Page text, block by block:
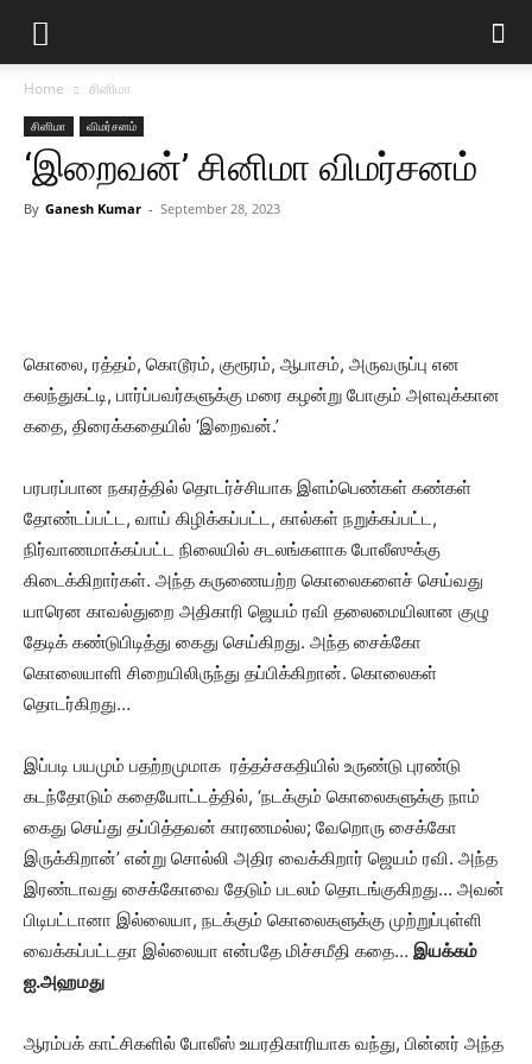
Home சினிமா
சினிமா விமர்சனம்
‘இறைவன்’ சினிமா விமர்சனம்
By Ganesh Kumar - September 28, 2023
கொலை, ரத்தம், கொடூரம், குரூரம், ஆபாசம், அருவருப்பு என
கலந்துகட்டி, பார்ப்பவர்களுக்கு மரை கழன்று போகும் அளவுக்கான
கதை, திரைக்கதையில் ‘இறைவன்.’
பரபரப்பான நகரத்தில் தொடர்ச்சியாக இளம்பெண்கள் கண்கள்
தோண்டப்பட்ட, வாய் கிழிக்கப்பட்ட, கால்கள் நறுக்கப்பட்ட,
நிர்வாணமாக்கப்பட்ட நிலையில் சடலங்களாக போலீஸுக்கு
கிடைக்கிறார்கள். அந்த கருணையற்ற கொலைகளைச் செய்வது
யாரென காவல்துறை அதிகாரி ஜெயம் ரவி தலைமையிலான குழு
தேடிக் கண்டுபிடித்து கைது செய்கிறது. அந்த சைக்கோ
கொலையாளி சிறையிலிருந்து தப்பிக்கிறான். கொலைகள்
தொடர்கிறது…
இப்படி பயமும் பதற்றமுமாக ரத்தச்சகதியில் உருண்டு புரண்டு
கடந்தோடும் கதையோட்டத்தில், ‘நடக்கும் கொலைகளுக்கு நாம்
கைது செய்து தப்பித்தவன் காரணமல்ல; வேறொரு சைக்கோ
இருக்கிறான்’ என்று சொல்லி அதிர வைக்கிறார் ஜெயம் ரவி. அந்த
இரண்டாவது சைக்கோவை தேடும் படலம் தொடங்குகிறது… அவன்
பிடிபட்டானா இல்லையா, நடக்கும் கொலைகளுக்கு முற்றுப்புள்ளி
வைக்கப்பட்டதா இல்லையா என்பதே மிச்சமீதி கதை… இயக்கம்
ஐ.அஹமது
ஆரம்பக் காட்சிகளில் போலீஸ் உயரதிகாரியாக வந்து, பின்னர் அந்த